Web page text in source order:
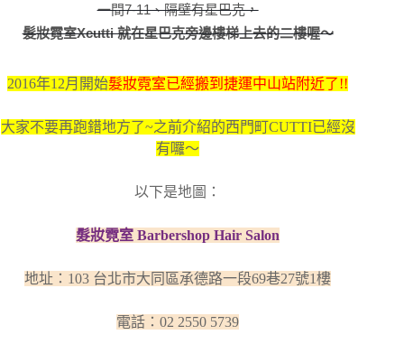
一間7-11、隔壁有星巴克，
髮妝霓室Xcutti 就在星巴克旁邊樓梯上去的二樓喔～
2016年12月開始髮妝霓室已經搬到捷運中山站附近了!!
大家不要再跑錯地方了~之前介紹的西門町CUTTI已經沒
有囉～
以下是地圖：
髮妝霓室 Barbershop Hair Salon
地址：103 台北市大同區承德路一段69巷27號1樓
電話：02 2550 5739